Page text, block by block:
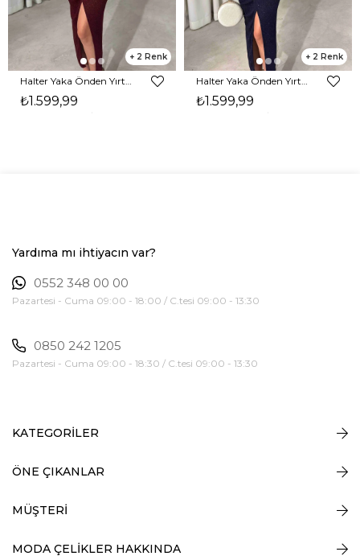
2
₺1.599,99
2
₺1.599,99
Yardıma mı ihtiyacın var?
0552 348 00 00
Pazartesi - Cuma 09:00 - 18:00 / C.tesi 09:00 - 13:30
0850 242 1205
Pazartesi - Cuma 09:00 - 18:30 / C.tesi 09:00 - 13:30
KATEGORİLER
ÖNE ÇIKANLAR
MÜŞTERİ
MODA ÇELİKLER HAKKINDA